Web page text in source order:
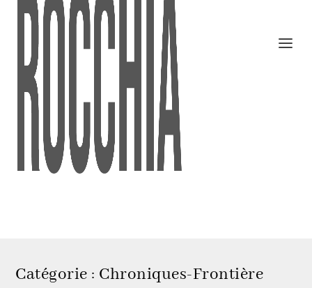
Catégorie : Chroniques-Frontière